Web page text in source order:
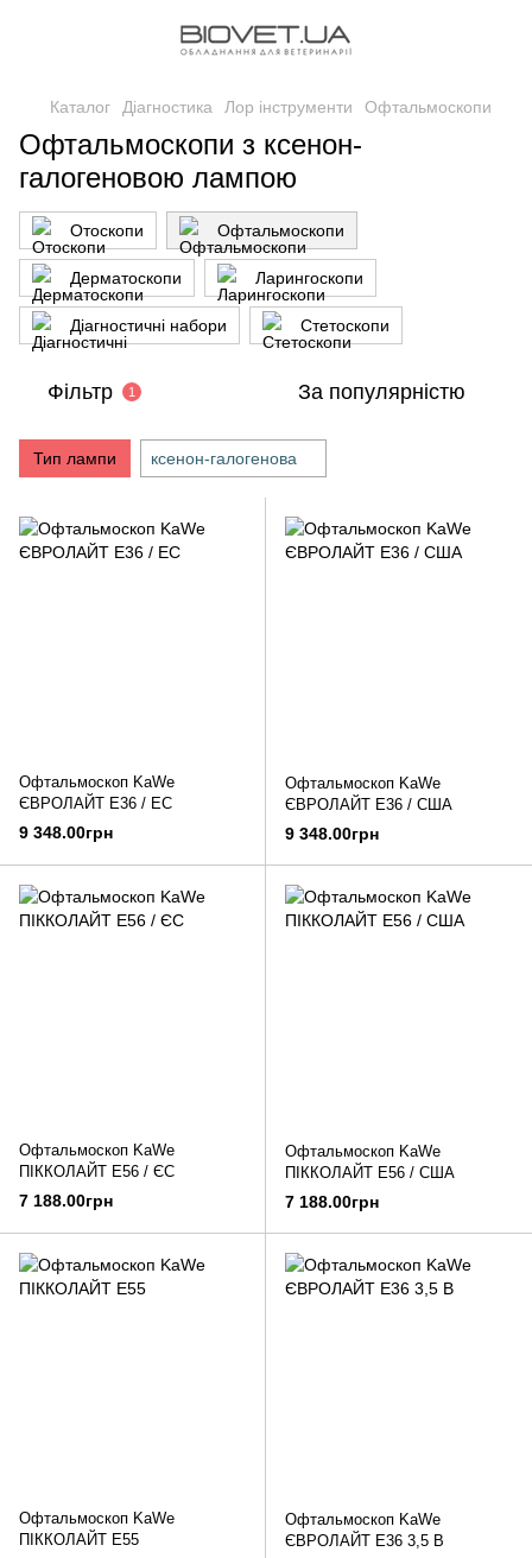
Каталог Діагностика Лор інструменти Офтальмоскопи
Офтальмоскопи з ксенон-
галогеновою лампою
Отоскопи Офтальмоскопи
Дерматоскопи Ларингоскопи
Діагностичні набори Стетоскопи
Фільтр 1 За популярністю
Тип лампи ксенон-галогенова
Офтальмоскоп KaWe
ЄВРОЛАЙТ E36 / EC
9 348.00грн
Офтальмоскоп KaWe
ЄВРОЛАЙТ E36 / США
9 348.00грн
Офтальмоскоп KaWe
ПІККОЛАЙТ E56 / ЄС
7 188.00грн
Офтальмоскоп KaWe
ПІККОЛАЙТ E56 / США
7 188.00грн
Офтальмоскоп KaWe
ПІККОЛАЙТ E55
Офтальмоскоп KaWe
ЄВРОЛАЙТ E36 3,5 В